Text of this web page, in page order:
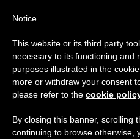
ETIQUETA
Posts
Aviso importante
Del 27 de julio al 7 de
anual, aprovechando que
se generan menos
Notice
This website or its third party
necessary to its functioning and
purposes illustrated in the
more or withdraw your consent
please refer to the cookie
By closing this banner, scrolling
continuing to browse otherwise,